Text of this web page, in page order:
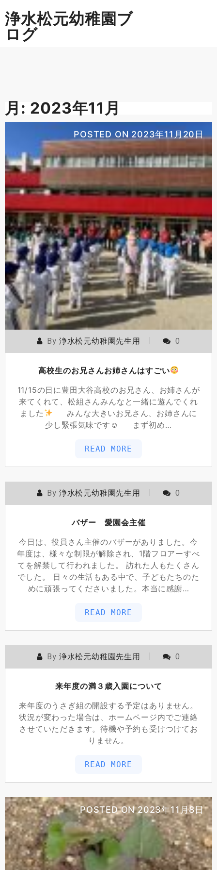
to
content
浄水松元幼稚園ブ
ログ
月: 2023年11月
POSTED ON 2023年11月20日
By 浄水松元幼稚園先生用 0
高校生のお兄さんお姉さんはすごい
11/15の日に豊田大谷高校のお兄さん、お姉さんが
来てくれて、松組さんみんなと一緒に遊んでくれ
ました
みんな大きいお兄さん、お姉さんに
少し緊張気味です☺ まず初め…
READ MORE
By 浄水松元幼稚園先生用 0
バザー 愛園会主催
今日は、役員さん主催のバザーがありました。今
年度は、様々な制限が解除され、1階フロアーすべ
てを解禁して行われました。 訪れた人もたくさん
でした。 日々の生活もある中で、子どもたちのた
めに頑張ってくださいました。本当に感謝…
READ MORE
By 浄水松元幼稚園先生用 0
来年度の満３歳入園について
来年度のうさぎ組の開設する予定はありません。
状況が変わった場合は、ホームページ内でご連絡
させていただきます。待機や予約も受けつけてお
りません。
READ MORE
POSTED ON2023年11月8日